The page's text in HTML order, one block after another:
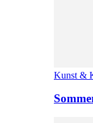
Kunst &